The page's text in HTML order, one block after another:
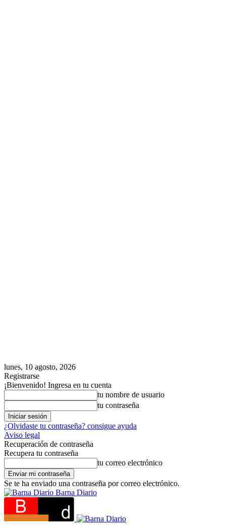
lunes, 10 agosto, 2026
Registrarse
¡Bienvenido! Ingresa en tu cuenta
tu nombre de usuario
tu contraseña
¿Olvidaste tu contraseña? consigue ayuda
Aviso legal
Recuperación de contraseña
Recupera tu contraseña
tu correo electrónico
Se te ha enviado una contraseña por correo electrónico.
Barna Diario